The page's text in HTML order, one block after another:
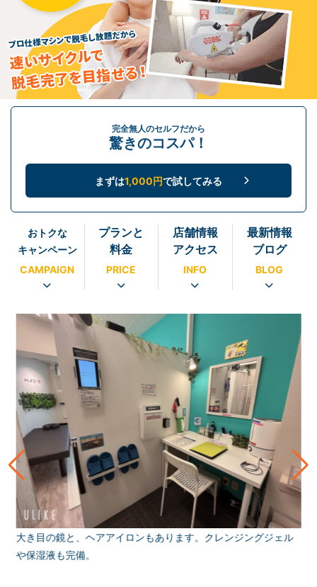
完全無人のセルフだから
驚きのコスパ！
まずは1,000円で試してみる
おトクな
キャンペーン
CAMPAIGN
プランと
料金
PRICE
店舗情報
アクセス
INFO
最新情報
ブログ
BLOG
大き目の鏡と、ヘアアイロンもあります。クレンジングジェル
や保湿液も完備。